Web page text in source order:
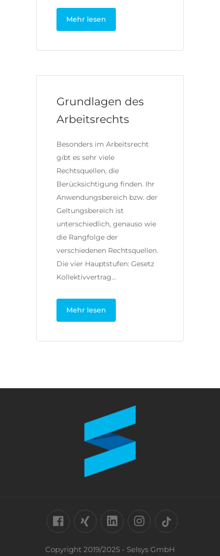
Mehr lesen
Grundlagen des
Arbeitsrechts
Besonders im Arbeitsrecht
gibt es sehr viele
Rechtsquellen, die
Berücksichtigung finden. Ihr
Anwendungsbereich bzw. der
Geltungsbereich ist
unterschiedlich, genauso wie
die Rangfolge der
verschiedenen Rechtsquellen.
Die vier Hauptstufen: Gesetz
Kollektivvertrag…
Mehr lesen
Copyright 2019/2025 - Selsys GmbH